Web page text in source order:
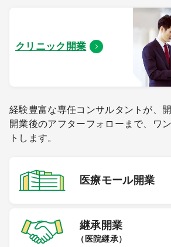
クリニック開業
経験豊富な専任コンサルタントが、
開業後のアフターフォローまで、ワ
トします。
医療モール開業
継承開業
（医院継承）